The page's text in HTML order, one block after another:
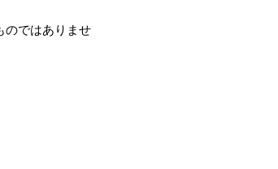
のではありませ